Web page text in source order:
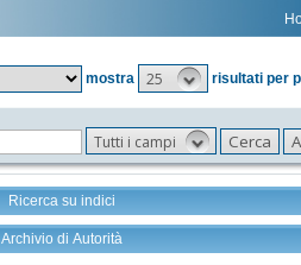
mostra
25 risultati per
Tutti i campi
Ricerca su indici
Archivio di Autorità